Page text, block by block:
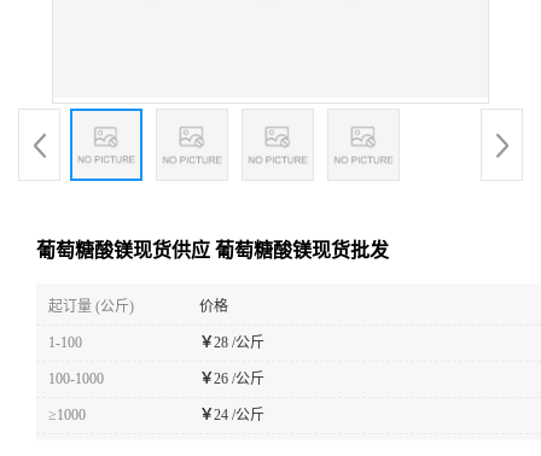
葡萄糖酸镁现货供应 葡萄糖酸镁现货批发
起订量 (公斤) 价格
1-100 ￥28 /公斤
100-1000 ￥26 /公斤
≥1000 ￥24 /公斤